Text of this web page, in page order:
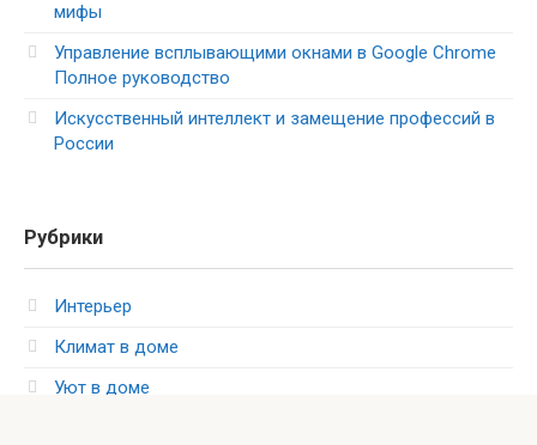
мифы
Управление всплывающими окнами в Google Chrome
Полное руководство
Искусственный интеллект и замещение профессий в
России
Рубрики
Интерьер
Климат в доме
Уют в доме